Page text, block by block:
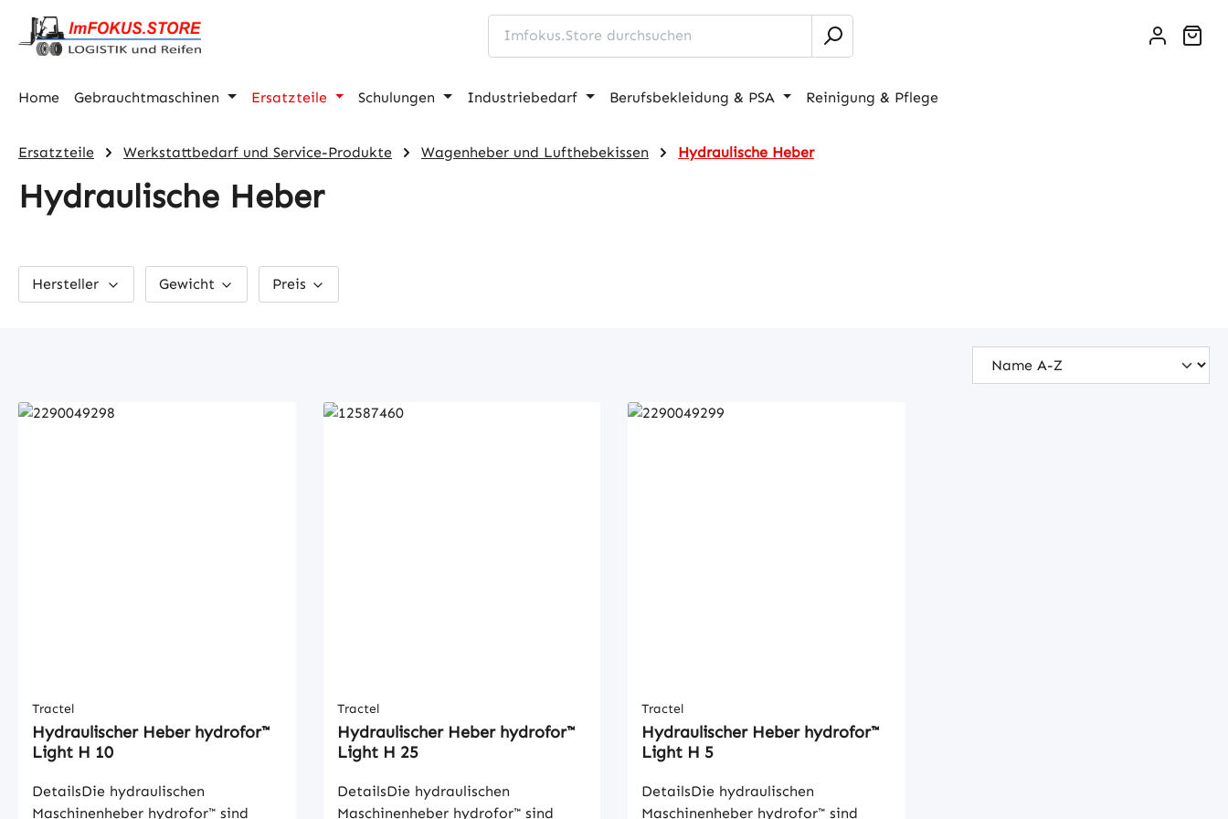
Hauptinhalt springen
Zur Suche springen
Zur Hauptnavigation springen
Home Gebrauchtmaschinen Ersatzteile Schulungen Industriebedarf Berufsbekleidung & PSA Reinigung & Pflege
Ersatzteile Werkstattbedarf und Service-Produkte Wagenheber und Lufthebekissen Hydraulische Heber
Hydraulische Heber
Hersteller Gewicht Preis
Tractel
Hydraulischer Heber hydrofor™
Light H 10
DetailsDie hydraulischen
Maschinenheber hydrofor™ sind
Tractel
Hydraulischer Heber hydrofor™
Light H 25
DetailsDie hydraulischen
Maschinenheber hydrofor™ sind
Tractel
Hydraulischer Heber hydrofor™
Light H 5
DetailsDie hydraulischen
Maschinenheber hydrofor™ sind